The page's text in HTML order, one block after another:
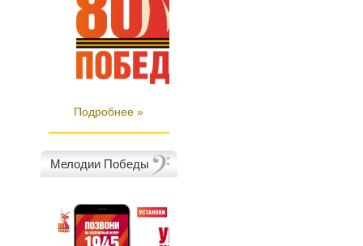
Подробнее »
Мелодии Победы